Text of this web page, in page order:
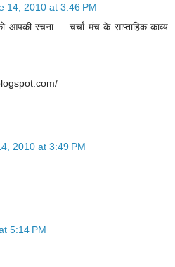
14, 2010 at 3:46 PM
रचना ... चर्चा मंच के साप्ताहिक काव्य
2010 at 3:49 PM
5:14 PM